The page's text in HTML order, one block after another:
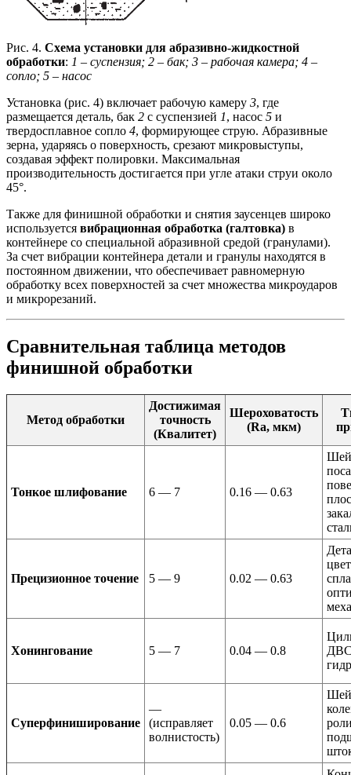
Рис. 4. Схема установки для абразивно-жидкостной
обработки: 1 – суспензия; 2 – бак; 3 – рабочая камера; 4 –
сопло; 5 – насос
Установка (рис. 4) включает рабочую камеру 3, где
размещается деталь, бак 2 с суспензией 1, насос 5 и
твердосплавное сопло 4, формирующее струю. Абразивные
зерна, ударяясь о поверхность, срезают микровыступы,
создавая эффект полировки. Максимальная
производительность достигается при угле атаки струи около
45°.
Также для финишной обработки и снятия заусенцев широко
используется вибрационная обработка (галтовка) в
контейнере со специальной абразивной средой (гранулами).
За счет вибрации контейнера детали и гранулы находятся в
постоянном движении, что обеспечивает равномерную
обработку всех поверхностей за счет множества микроударов
и микрорезаний.
Сравнительная таблица методов
финишной обработки
Метод обработки
Достижимая
точность
(Квалитет)
Шероховатость
(Ra, мкм)
Тонкое шлифование 6 — 7 0.16 — 0.63
Прецизионное точение 5 — 9 0.02 — 0.63
Хонингование 5 — 7 0.04 — 0.8
Суперфиниширование
—
(исправляет
волнистость)
0.05 — 0.6